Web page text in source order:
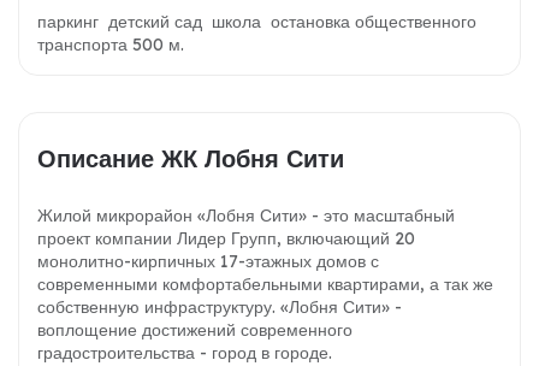
паркинг детский сад школа остановка общественного
транспорта 500 м.
Описание ЖК Лобня Сити
Жилой микрорайон «Лобня Сити» - это масштабный
проект компании Лидер Групп, включающий 20
монолитно-кирпичных 17-этажных домов с
современными комфортабельными квартирами, а так же
собственную инфраструктуру. «Лобня Сити» -
воплощение достижений современного
градостроительства - город в городе.